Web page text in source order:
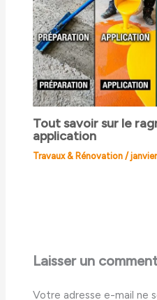
Tout savoir sur le
application
Travaux & Rénovation /
Laisser un
Votre adresse e-mail ne